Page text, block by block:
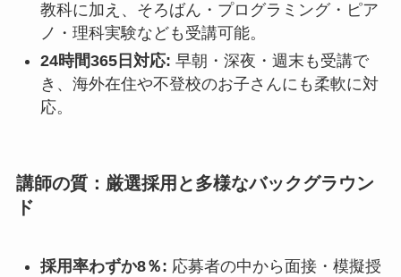
教科に加え、そろばん・プログラミング・ピア
ノ・理科実験なども受講可能。
24時間365日対応: 早朝・深夜・週末も受講で
き、海外在住や不登校のお子さんにも柔軟に対
応。
講師の質：厳選採用と多様なバックグラウン
ド
採用率わずか8％: 応募者の中から面接・模擬授